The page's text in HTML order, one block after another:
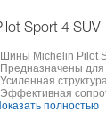
Sport 4 SUV
Шины Michelin Pilot
Предназначены для
Усиленная
Эффективная
полностью